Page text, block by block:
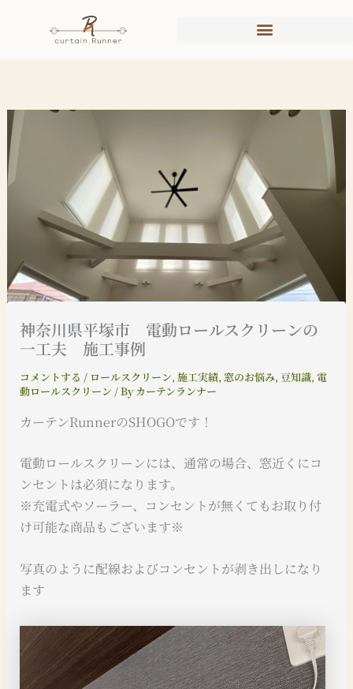
プ
神奈川県平塚市 電動ロールスクリーンの
一工夫 施工事例
コメントする / ロールスクリーン, 施工実績, 窓のお悩み, 豆知識, 電
動ロールスクリーン / By カーテンランナー
カーテンRunnerのSHOGOです！
電動ロールスクリーンには、通常の場合、窓近くにコ
ンセントは必須になります。
※充電式やソーラー、コンセントが無くてもお取り付
け可能な商品もございます※
写真のように配線およびコンセントが剥き出しになり
ます